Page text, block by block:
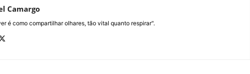
Camargo
é como compartilhar olhares, tão vital quanto respirar".